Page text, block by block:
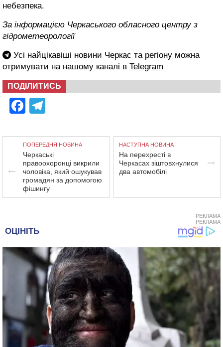
небезпека.
За інформацією Черкаського обласного центру з
гідрометеорології
Усі найцікавіші новини Черкас та регіону можна
отримувати на нашому каналі в Telegram
ПОДІЛИТИСЬ
Facebook
ПОПЕРЕДНЯ НОВИНА
Черкаські
правоохоронці викрили
чоловіка, який ошукував
громадян за допомогою
фішингу
НАСТУПНА НОВИНА
На перехресті в
Черкасах зіштовхнулися
два автомобілі
РЕКЛАМА
РЕКЛАМА